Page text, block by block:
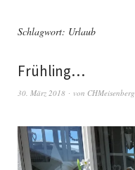
Schlagwort: Urlaub
Frühling…
30. März 2018 von CHMeisenberg